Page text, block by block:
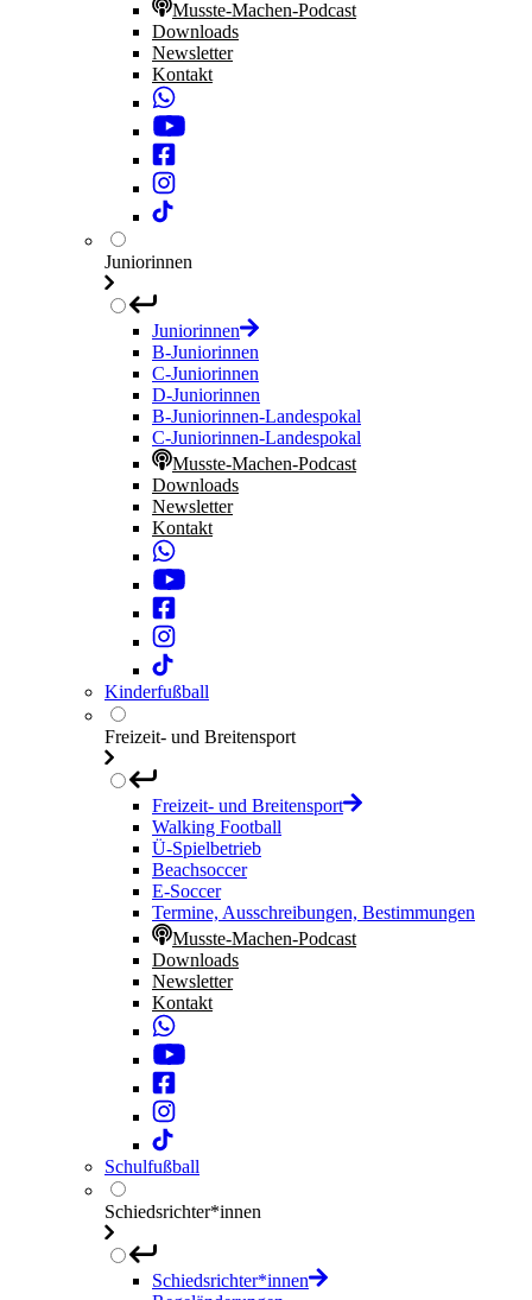
Musste-Machen-Podcast
Downloads
Newsletter
Kontakt
Juniorinnen
Juniorinnen
B-Juniorinnen
C-Juniorinnen
D-Juniorinnen
B-Juniorinnen-Landespokal
C-Juniorinnen-Landespokal
Musste-Machen-Podcast
Downloads
Newsletter
Kontakt
Kinderfußball
Freizeit- und Breitensport
Freizeit- und Breitensport
Walking Football
Ü-Spielbetrieb
Beachsoccer
E-Soccer
Termine, Ausschreibungen, Bestimmungen
Musste-Machen-Podcast
Downloads
Newsletter
Kontakt
Schulfußball
Schiedsrichter*innen
Schiedsrichter*innen